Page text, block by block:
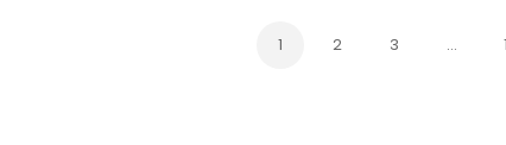
1 2 3 …